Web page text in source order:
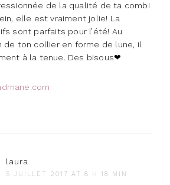
de la qualité de ta combi
elle est vraiment jolie! La
sont parfaits pour l’été! Au
de ton collier en forme de lune, il
à la tenue. Des bisous❤
laura
5 JUILLET 2017 AT 8 H 18 MIN